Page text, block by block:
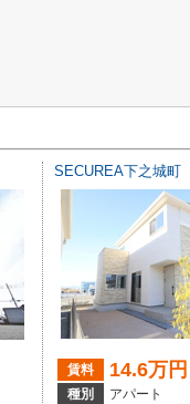
SECUREA下之城
賃料 14.6万円
種別 アパート